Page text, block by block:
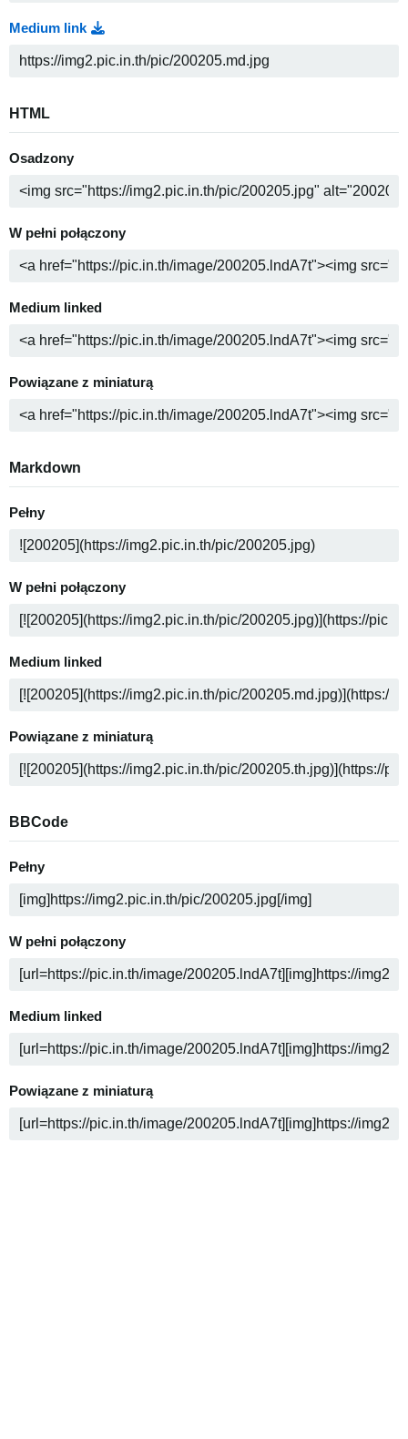
Medium link
HTML
Osadzony
W pełni połączony
Medium linked
Powiązane z miniaturą
Markdown
Pełny
W pełni połączony
Medium linked
Powiązane z miniaturą
BBCode
Pełny
W pełni połączony
Medium linked
Powiązane z miniaturą